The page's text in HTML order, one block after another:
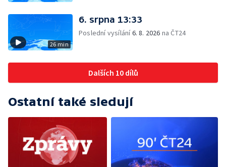
26 min
6. srpna 13:33
Poslední vysílání6. 8. 2026 na ČT24
Dalších 10 dílů
Ostatní také sledují